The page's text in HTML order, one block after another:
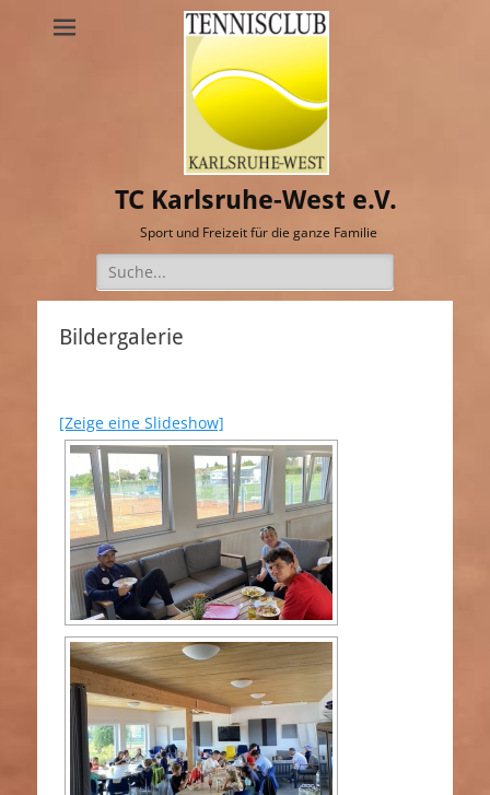
TC Karlsruhe-West e.V.
Sport und Freizeit für die ganze Familie
Suche
nach:
Bildergalerie
[Zeige eine Slideshow]